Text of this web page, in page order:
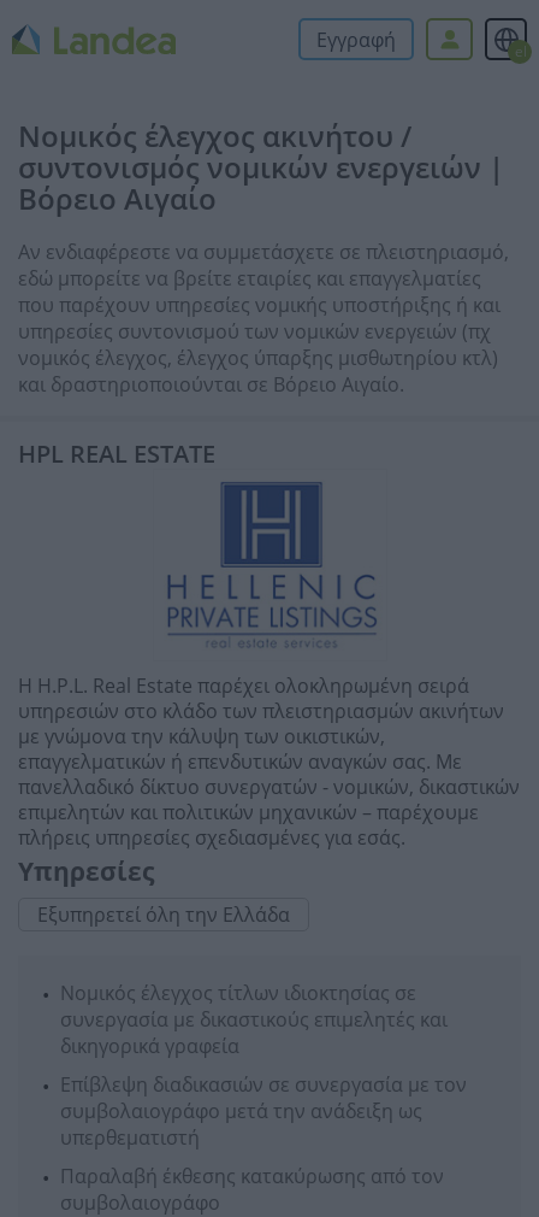
Εγγραφή el
Νομικός έλεγχος ακινήτου /
συντονισμός νομικών ενεργειών |
Βόρειο Αιγαίο
Αν ενδιαφέρεστε να συμμετάσχετε σε πλειστηριασμό,
εδώ μπορείτε να βρείτε εταιρίες και επαγγελματίες
που παρέχουν υπηρεσίες νομικής υποστήριξης ή και
υπηρεσίες συντονισμού των νομικών ενεργειών (πχ
νομικός έλεγχος, έλεγχος ύπαρξης μισθωτηρίου κτλ)
και δραστηριοποιούνται σε Βόρειο Αιγαίο.
HPL REAL ESTATE
Η H.P.L. Real Estate παρέχει ολοκληρωμένη σειρά
υπηρεσιών στο κλάδο των πλειστηριασμών ακινήτων
με γνώμονα την κάλυψη των οικιστικών,
επαγγελματικών ή επενδυτικών αναγκών σας. Με
πανελλαδικό δίκτυο συνεργατών - νομικών, δικαστικών
επιμελητών και πολιτικών μηχανικών – παρέχουμε
πλήρεις υπηρεσίες σχεδιασμένες για εσάς.
Υπηρεσίες
Εξυπηρετεί όλη την Ελλάδα
Νομικός έλεγχος τίτλων ιδιοκτησίας σε
συνεργασία με δικαστικούς επιμελητές και
δικηγορικά γραφεία
Επίβλεψη διαδικασιών σε συνεργασία με τον
συμβολαιογράφο μετά την ανάδειξη ως
υπερθεματιστή
Παραλαβή έκθεσης κατακύρωσης από τον
συμβολαιογράφο